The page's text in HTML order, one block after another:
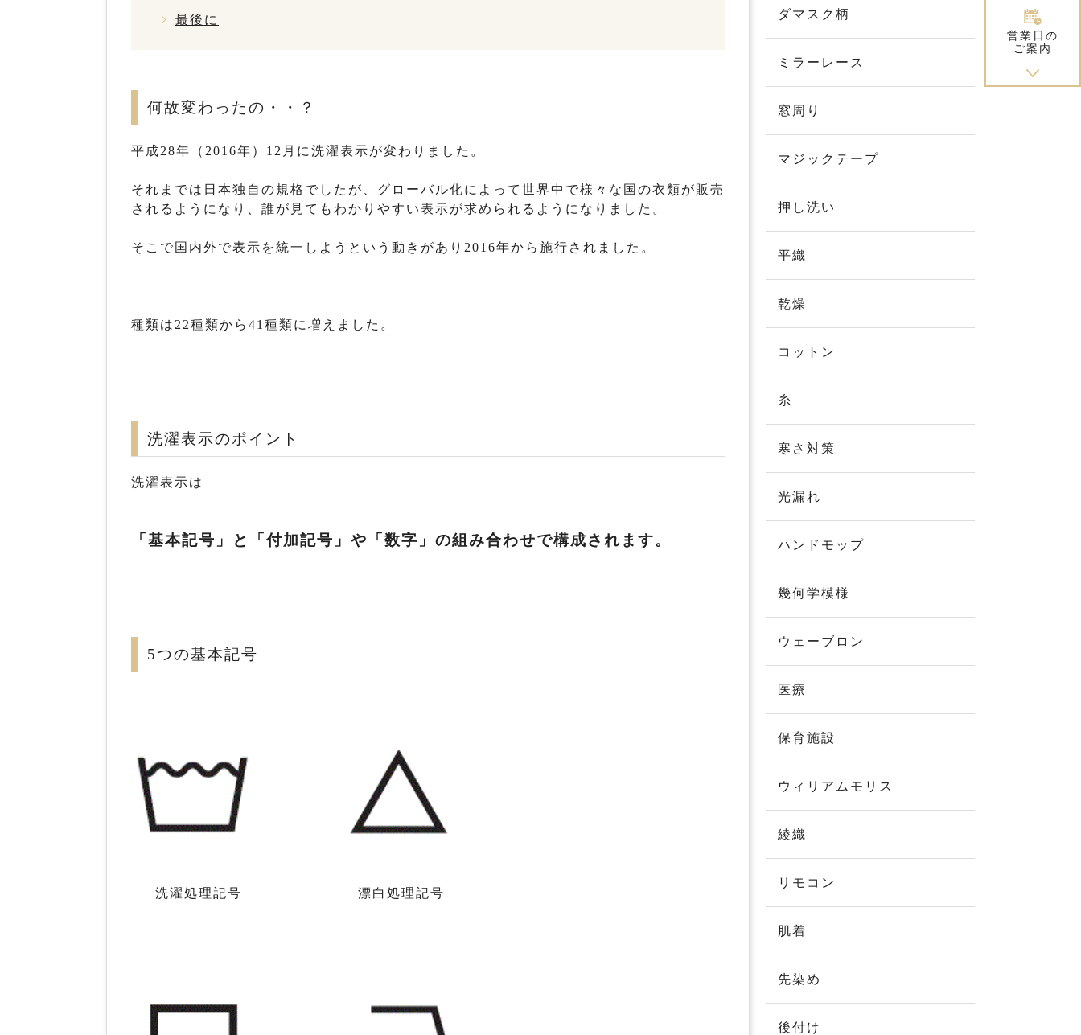
営業日の
ご案内
最後に
何故変わったの・・？
平成28年（2016年）12月に洗濯表示が変わりました。
それまでは日本独自の規格でしたが、グローバル化によって世界中で様々な国の衣類が販売
されるようになり、誰が見てもわかりやすい表示が求められるようになりました。
そこで国内外で表示を統一しようという動きがあり2016年から施行されました。
種類は22種類から41種類に増えました。
洗濯表示のポイント
洗濯表示は
「基本記号」 と 「付加記号」 や 「数字」 の組み合わせで構成されます。
5つの基本記号
洗濯処理記号 漂白処理記号
ダマスク柄
ミラーレース
窓周り
マジックテープ
押し洗い
平織
乾燥
コットン
糸
寒さ対策
光漏れ
ハンドモップ
幾何学模様
ウェーブロン
医療
保育施設
ウィリアムモリス
綾織
リモコン
肌着
先染め
後付け